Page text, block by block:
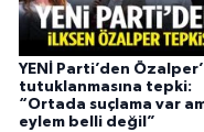
YENİ Parti’den
tutuklanmasına tepki:
“Ortada suçlama var
eylem belli değil”